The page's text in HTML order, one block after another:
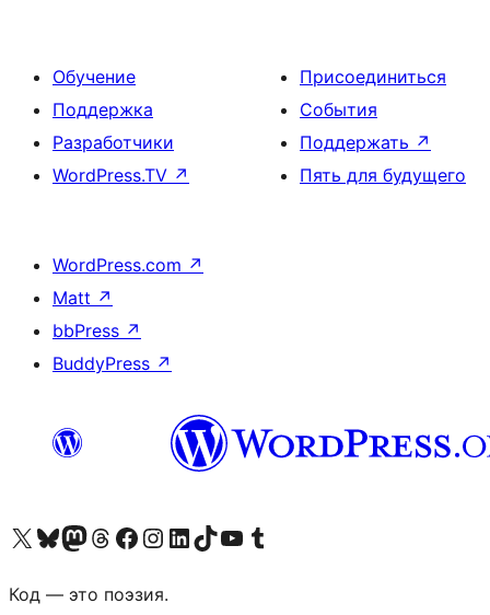
Обучение
Поддержка
Разработчики
WordPress.TV ↗
Присоединиться
События
Поддержать ↗
Пять для будущего
WordPress.com ↗
Matt ↗
bbPress ↗
BuddyPress ↗
Посетите нас в X (ранее Twitter)
Посетите нашу учётную запись в Bluesky
Посетите нашу ленту в Mastodon
Посетите нашу учётную запись в Threads
Посетите нашу страницу на Facebook
Посетите наш Instagram
Посетите нашу страницу в LinkedIn
Посетите нашу учётную запись в TikTok
Посетите наш канал YouTube
Посетите нашу учётную запись в Tumblr
Код — это поэзия.